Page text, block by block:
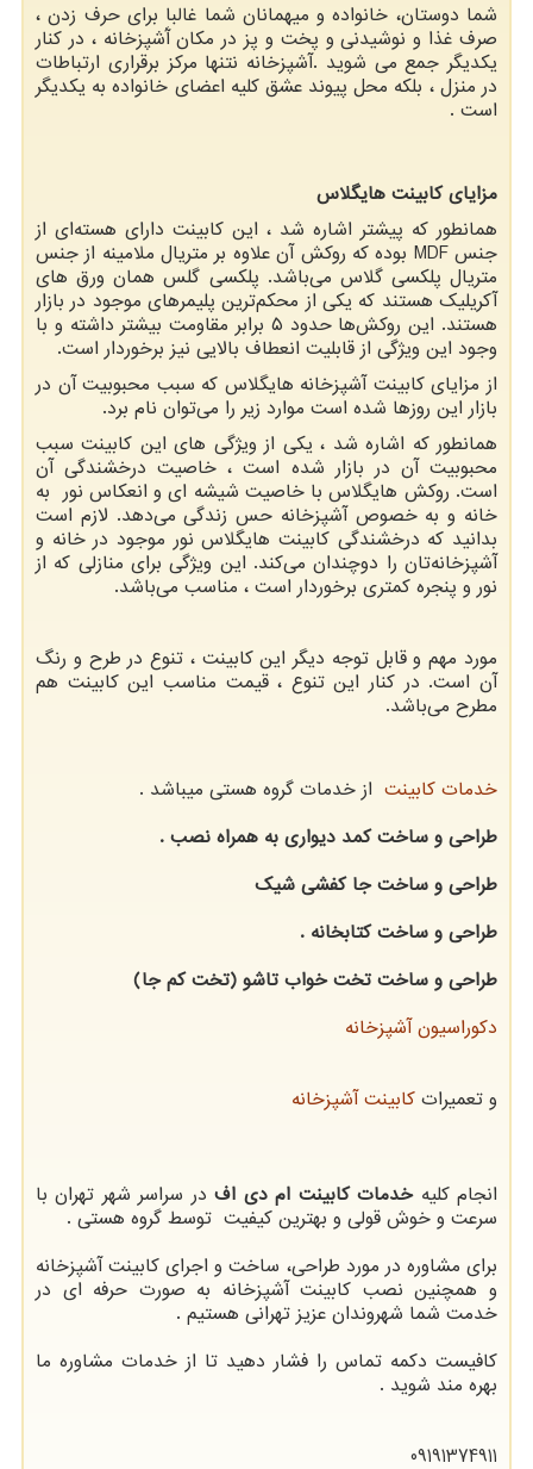
شما دوستان، خانواده و میهمانان شما غالبا برای حرف زدن ،
صرف غذا و نوشیدنی و پخت و پز در مکان آَشپزخانه ، در کنار
یکدیگر جمع می شوید .آشپزخانه نتنها مرکز برقراری ارتباطات
در منزل ، بلکه محل پیوند عشق کلیه اعضای خانواده به یکدیگر
است .
مزایای کابینت هایگلاس
همانطور که پیشتر اشاره شد ، این کابینت دارای هسته‌ای از
جنسMDF بوده که روکش آن علاوه بر متریال ملامینه از جنس
متریال پلکسی گلاس می‌باشد. پلکسی گلس همان ورق ‌های
آکریلیک هستند که یکی از محکم‌ترین پلیمرهای موجود در بازار
هستند. این روکش‌ها حدود ۵ برابر مقاومت بیشتر داشته و با
وجود این ویژگی از قابلیت انعطاف بالایی نیز برخوردار است.
از مزایای کابینت آشپزخانه هایگلاس که سبب محبوبیت آن در
بازار این روزها شده است موارد زیر را میتوان نام برد.
همانطور که اشاره شد ، یکی از ویژگی ‌های این کابینت سبب
محبوبیت آن در بازار شده است ، خاصیت درخشندگی آن
است. روکش هایگلاس با خاصیت شیشه ای و انعکاس نور به
خانه و به خصوص آشپزخانه حس زندگی می‌دهد. لازم است
بدانید که درخشندگی کابینت هایگلاس نور موجود در خانه و
آشپزخانهتان را دوچندان میکند. این ویژگی برای منازلی که از
نور و پنجره کمتری برخوردار است ، مناسب می‌باشد.
مورد مهم و قابل توجه دیگر این کابینت ، تنوع در طرح و رنگ
آن است. در کنار این تنوع ، قیمت مناسب این کابینت هم
مطرح می‌باشد.
خدمات کابینت از خدمات گروه هستی میباشد .
طراحی و ساخت کمد دیواری به همراه نصب .
طراحی و ساخت جا کفشی شیک
طراحی و ساخت کتابخانه .
طراحی و ساخت تخت خواب تاشو (تخت کم جا)
دکوراسیون آشپزخانه
و تعمیرات کابینت آشپزخانه
انجام کلیهخدمات کابینت ام دی افدر سراسر شهر تهران با
سرعت و خوش قولی و بهترین کیفیت توسط گروه هستی .
برای مشاوره در مورد طراحی، ساخت و اجرای کابینت آشپزخانه
و همچنین نصب کابینت آشپزخانه به صورت حرفه ای در
خدمت شما شهروندان عزیز تهرانی هستیم .
کافیست دکمه تماس را فشار دهید تا از خدمات مشاوره ما
بهره مند شوید .
09191374911